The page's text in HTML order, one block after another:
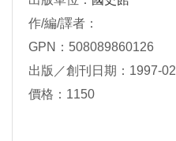
作/編/譯者：
GPN：508089860126
出版／創刊日期：1997-02
價格：1150